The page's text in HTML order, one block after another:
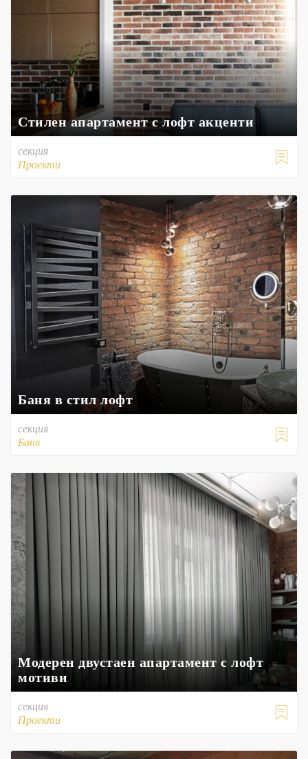
Стилен апартамент с лофт акценти

секция
Проекти
Баня в стил лофт

секция
Баня
Модерен двустаен апартамент с лофт
мотиви

секция
Проекти